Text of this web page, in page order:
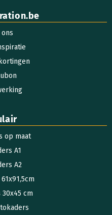
op maat
A1
A2
cm